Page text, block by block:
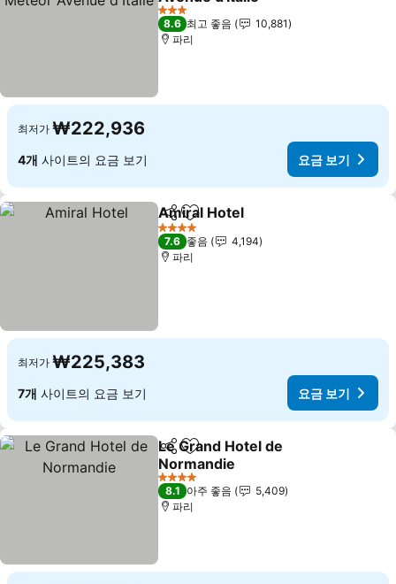
3 성급
8.6 최고 좋음
10,881
파리
최저가 ₩222,936
4개 사이트의 요금 보기 요금 보기
공유 즐겨찾기에 추가
Amiral Hotel
4 성급
7.6 좋음
4,194
파리
최저가 ₩225,383
7개 사이트의 요금 보기 요금 보기
공유 즐겨찾기에 추가
Le Grand Hotel de
Normandie
4 성급
8.1 아주 좋음
5,409
파리